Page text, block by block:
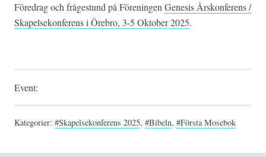
Föredrag och frågestund på FöreningenGenesis Årskonferens /
Skapelsekonferens i Örebro, 3-5 Oktober 2025.
Event:
Kategorier: #Skapelsekonferens 2025, #Bibeln, #Första Mosebok